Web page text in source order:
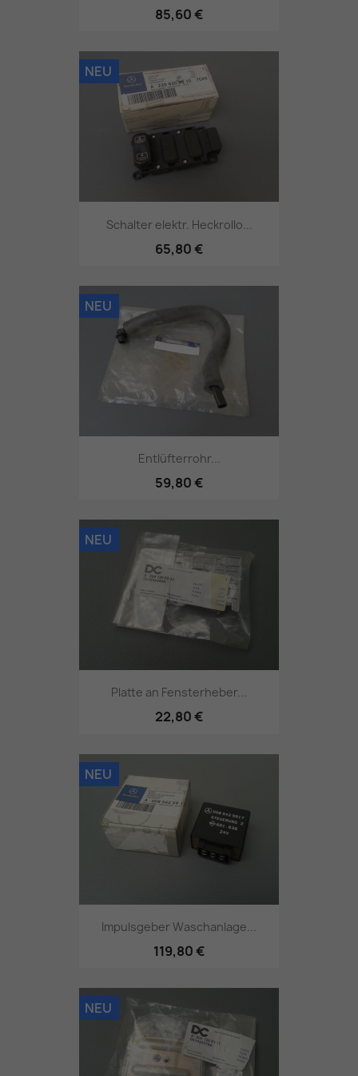
85,60 €
Schalter elektr. Heckrollo...
65,80 €
NEU
Entlüfterrohr...
59,80 €
NEU
Platte an Fensterheber...
22,80 €
NEU
Impulsgeber Waschanlage...
119,80 €
NEU
NEU